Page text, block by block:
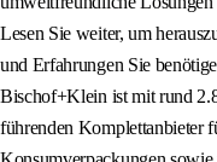
Lesen Sie weiter, um
und Erfahrungen Sie
Bischof+Klein ist mit rund
führenden Komplettanbieter